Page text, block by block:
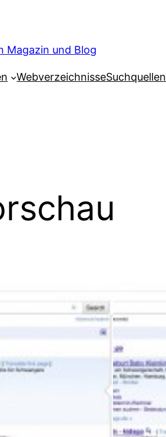
Magazin und Blog
WebverzeichnisseSuchquellen